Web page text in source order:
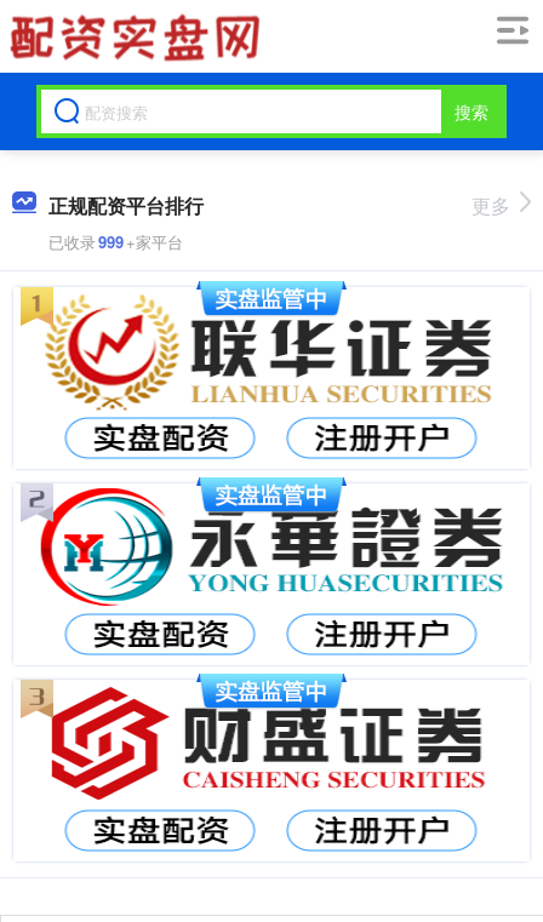
搜索
正规配资平台排行
已收录999+家平台
更多